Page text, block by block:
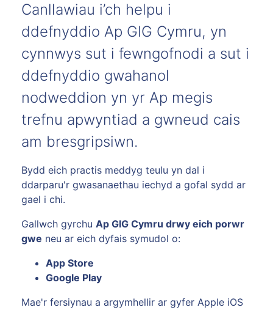
Canllawiau i’ch helpu i
ddefnyddio Ap GIG Cymru, yn
cynnwys sut i fewngofnodi a sut i
ddefnyddio gwahanol
nodweddion yn yr Ap megis
trefnu apwyntiad a gwneud cais
am bresgripsiwn.
Bydd eich practis meddyg teulu yn dal i
ddarparu'r gwasanaethau iechyd a gofal sydd ar
gael i chi.
Gallwch gyrchu Ap GIG Cymru drwy eich porwr
gwe neu ar eich dyfais symudol o:
App Store
Google Play
Mae'r fersiynau a argymhellir ar gyfer Apple iOS